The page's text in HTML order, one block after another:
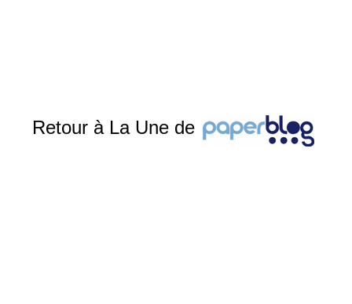
Retour à La Une de